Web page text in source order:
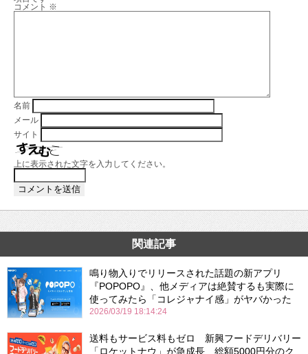
コメント ※
名前
メール
サイト
上に表示された文字を入力してください。
関連記事
鳴り物入りでリリースされた話題の新アプリ
『POPOPO』、他メディアは絶賛するも実際に
使ってみたら「コレジャナイ感」がヤバかった
2026/03/19 18:14:24
送料もサービス料もゼロ 新興フードデリバリー
「ロケットナウ」が急成長 総額5000円分のク